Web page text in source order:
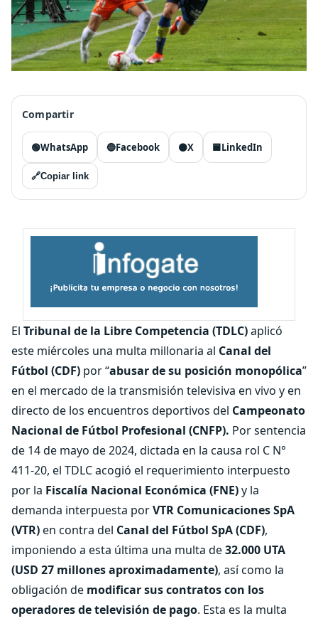
Compartir
🟢WhatsApp 🔵Facebook ⚫X 🟦LinkedIn
🔗Copiar link
El Tribunal de la Libre Competencia (TDLC)aplicó
este miércoles una multa millonaria al Canal del
Fútbol (CDF) por “abusar de su posición monopólica”
en el mercado de la transmisión televisiva en vivo y en
directo de los encuentros deportivos del Campeonato
Nacional de Fútbol Profesional (CNFP). Por sentencia
de 14 de mayo de 2024, dictada en la causa rol C N°
411-20, el TDLC acogió el requerimiento interpuesto
por la Fiscalía Nacional Económica (FNE)y la
demanda interpuesta porVTR Comunicaciones SpA
(VTR)en contra del Canal del Fútbol SpA (CDF),
imponiendo a esta última una multa de32.000 UTA
(USD 27 millones aproximadamente), así como la
obligación de modificar sus contratos con los
operadores de televisión de pago. Esta es la multa